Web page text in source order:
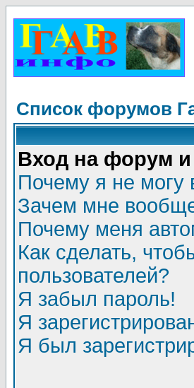
Список форумов
Вход на форум и
Почему я не могу
Зачем мне
Почему меня
Как сделать,
пользователей?
Я забыл пароль!
Я
Я был